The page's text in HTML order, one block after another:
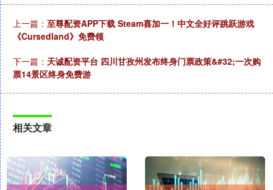
上一篇： 至尊配资APP下载 Steam喜加一！中文全好评跳跃游戏
《Cursedland》免费领
下一篇： 天诚配资平台 四川甘孜州发布终身门票政策&#32;一次购
票14景区终身免费游
相关文章